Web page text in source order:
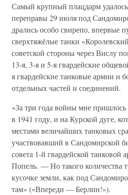
Самый крупный плацдарм удалось
переправы 29 июля под
дрались особо свирепо, впервые
сверхтяжёлые танки
советской стороны через Вислу
13-я, 3-я и 5-я гвардейские
я гвардейские танковые армии и
отдельных частей и соединений.
«За три года войны мне
в 1941 году, и на Курской дуге,
местами величайших танковых
участвовавший в Сандомирской
совета 1-й гвардейской танковой
Попель. — Но такого количества
кусочке земли, как под
там» («Впереди — Берлин!»).